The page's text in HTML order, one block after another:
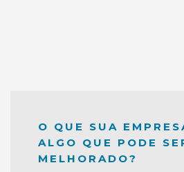
O QUE SUA
ALGO QUE PODE
MELHORADO?